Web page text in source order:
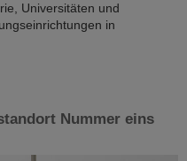
Universitäten und
in
Nummer eins